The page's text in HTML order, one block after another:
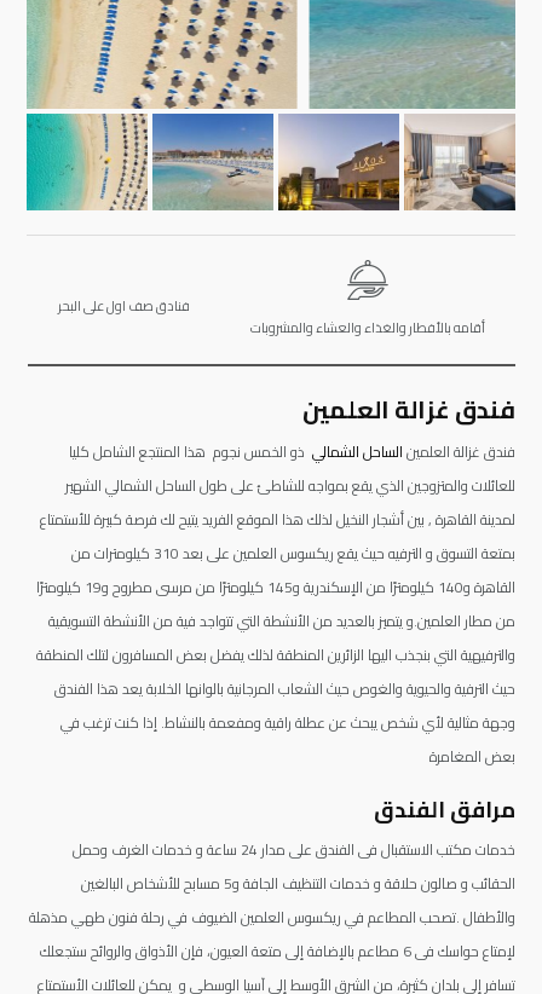
أقامه بالأفطار والغذاء والعشاء والمشروبات
فنادق صف اول على البحر
فندق غزالة العلمين
فندق غزالة العلمينالساحل الشمالي ذو الخمس نجوم هذا المنتجع الشامل كليا
للعائلات والمتزوجين الذي يقع بمواجه للشاطئ على طول الساحل الشمالي الشهير
لمدينة القاهرة , بين أشجار النخيل لذلك هذا الموقع الفريد يتيح لك فرصة كبيرة للأستمتاع
بمتعة التسوق و الترفيه حيث يقع ريكسوس العلمين على بعد 310 كيلومترات من
القاهرة و140 كيلومترًا من الإسكندرية و145 كيلومترًا من مرسى مطروح و19 كيلومترًا
من مطار العلمين.و يتميز بالعديد من الأنشطة التي تتواجد فية من الأنشطة التسويقية
والترفيهية التي بنجذب اليها الزائرين المنطقة لذلك يفضل بعض المسافرون لتلك المنطقة
حيث الترفية والحيوية والغوص حيث الشعاب المرجانية بالوانها الخلابة يعد هذا الفندق
وجهة مثالية لأي شخص يبحث عن عطلة راقية ومفعمة بالنشاط. إذا كنت ترغب في
بعض المغامرة
مرافق الفندق
خدمات مكتب الاستقبال فى الفندق على مدار 24 ساعة و خدمات الغرف وحمل
الحقائب و صالون حلاقة و خدمات التنظيف الجافة و5 مسابح للأشخاص البالغين
والأطفال .تصحب المطاعم في ريكسوس العلمين الضيوف في رحلة فنون طهي مذهلة
لإمتاع حواسك فى 6 مطاعم بالإضافة إلى متعة العيون، فإن الأذواق والروائح ستجعلك
تسافر إلى بلدان كثيرة، من الشرق الأوسط إلى آسيا الوسطى و يمكن للعائلات الأستمتاع